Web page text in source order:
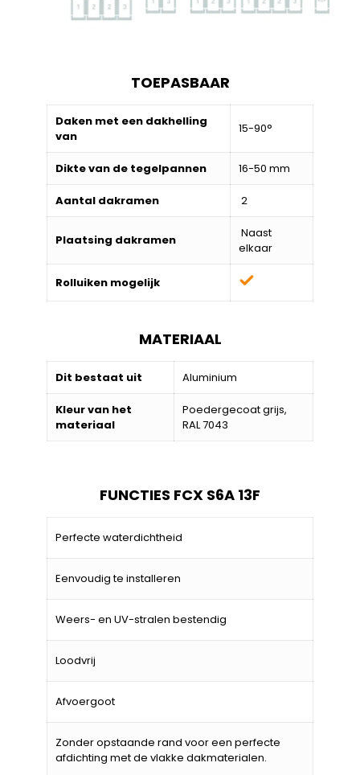
TOEPASBAAR
Daken met een dakhelling
van
15-90°
Dikte van de tegelpannen 16-50 mm
Aantal dakramen 2
Plaatsing dakramen
Naast
elkaar
Rolluiken mogelijk
MATERIAAL
Dit bestaat uit Aluminium
Kleur van het
materiaal
Poedergecoat grijs,
RAL 7043
FUNCTIES FCX S6A 13F
Perfecte waterdichtheid
Eenvoudig te installeren
Weers- en UV-stralen bestendig
Loodvrij
Afvoergoot
Zonder opstaande rand voor een perfecte
afdichting met de vlakke dakmaterialen.